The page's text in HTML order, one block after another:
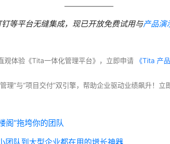
等平台无缝集成，现已开放免费试用与产品演
观体验《Tita一体化管理平台》，立即申请 《Tita 产
理”与“项目交付”双引擎，帮助企业驱动业绩飙升！立
阁”拖垮你的团队